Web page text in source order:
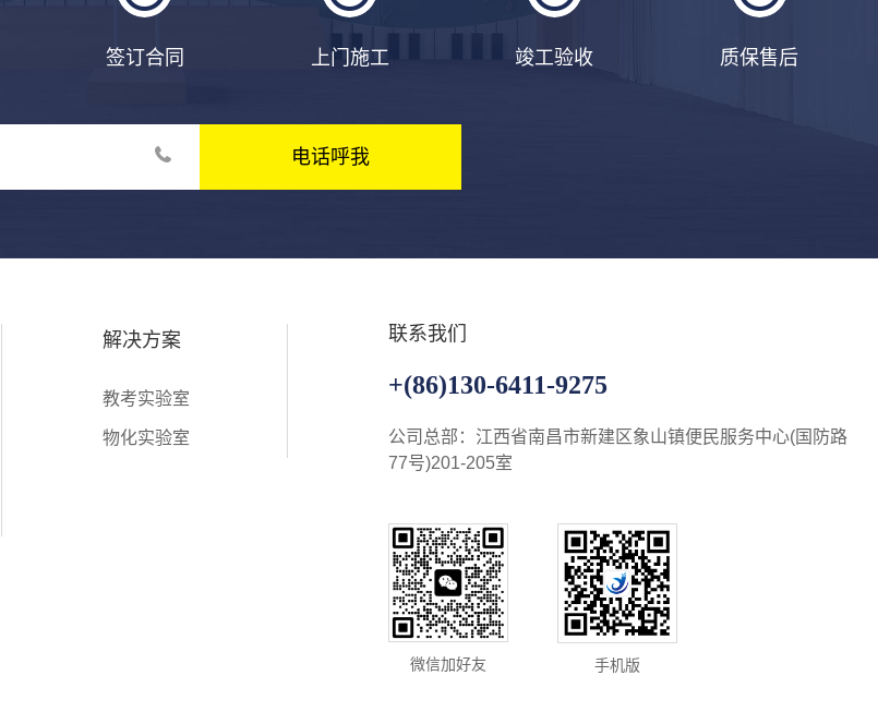
签订合同 上门施工 竣工验收 质保售后
电话呼我
解决方案
教考实验室
物化实验室
联系我们
+(86)130-6411-9275
公司总部：江西省南昌市新建区象山镇便民服务中心(国防路
77号)201-205室
微信加好友 手机版